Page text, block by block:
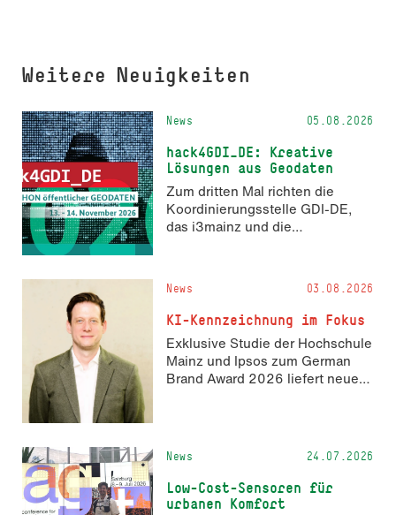
Weitere Neuigkeiten
News 05.08.2026
hack4GDI_DE: Kreative
Lösungen aus Geodaten
Zum dritten Mal richten die
Koordinierungsstelle GDI-DE,
das i3mainz und die
und 14. November 2026 den
Hackathon hack4GDI_DE an der
Hochschule Mainz aus. Die
Anmeldung ist geöffnet und bis
zum 2. Oktober 2026 möglich.
News 03.08.2026
KI-Kennzeichnung im Fokus
Exklusive Studie der Hochschule
Mainz und Ipsos zum German
Brand Award 2026 liefert neue
News 24.07.2026
Low-Cost-Sensoren für
urbanen Komfort